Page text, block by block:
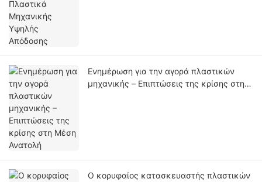
Ενημέρωση για την αγορά πλαστικών
μηχανικής – Επιπτώσεις της κρίσης στη
Ο κορυφαίος κατασκευαστής πλαστικών